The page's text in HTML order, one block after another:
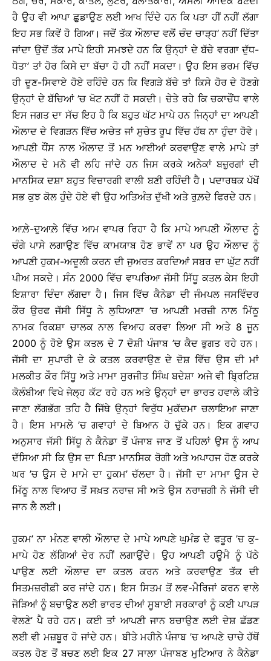
ਹੈ ਉਹ ਵੀ ਆਪਾ ਛੁਡਾਉਣ ਲਈ ਆਖ ਦਿੰਦੇ ਹਨ ਕਿ ਪਤਾ ਹੀਂ ਨਹੀਂ ਲੱਗਾ
ਇਹ ਸਭ ਕਿਵੇਂ ਹੋ ਗਿਆ। ਜਦੋਂ ਤੱਕ ਔਲਾਦ ਵਲੋਂ ਚੰਦ ਚਾੜ੍ਹ’ ਨਹੀਂ ਦਿੱਤਾ
ਜਾਂਦਾ ਉਦੋਂ ਤੱਕ ਮਾਪੇ ਇਹੀ ਸਮਝਦੇ ਹਨ ਕਿ ਉਨ੍ਹਾਂ ਦੇ ਬੱਚੇ ਵਰਗਾ ਦੁੱਧ-
ਧੋਤਾ’ ਤਾਂ ਹੋਰ ਕਿਸੇ ਦਾ ਬੱਚਾ ਹੋ ਹੀ ਨਹੀਂ ਸਕਦਾ। ਉਹ ਇਸ ਭਰਮ ਵਿੱਚ
ਹੀ ਦੂਣ-ਸਿਵਾਏ ਹੋਏ ਰਹਿੰਦੇ ਹਨ ਕਿ ਵਿਗੜੇ ਬੱਚੇ ਤਾਂ ਕਿਸੇ ਹੋਰ ਦੇ ਹੋਣਗੇ
ਉਨ੍ਹਾਂ ਦੇ ਬੱਚਿਆਂ ’ਚ ਖੋਟ ਨਹੀਂ ਹੋ ਸਕਦੀ। ਚੇਤੇ ਰਹੇ ਕਿ ਚਕਾਚੌਂਧ ਵਾਲੇ
ਇਸ ਜਗਤ ਦਾ ਸੱਚ ਇਹ ਹੈ ਕਿ ਬਹੁਤ ਘੱਟ ਮਾਪੇ ਹਨ ਜਿਨ੍ਹਾਂ ਦਾ ਆਪਣੀ
ਔਲਾਦ ਦੇ ਵਿਗੜਨ ਵਿੱਚ ਅਚੇਤ ਜਾਂ ਸੁਚੇਤ ਰੂਪ ਵਿੱਚ ਹੱਥ ਨਾ ਹੁੰਦਾ ਹੋਵੇ।
ਆਪਣੀ ਧੌਂਸ ਨਾਲ ਔਲਾਦ ਤੋਂ ਮਨ ਆਈਆਂ ਕਰਵਾਉਣ ਵਾਲੇ ਮਾਪੇ ਤਾਂ
ਔਲਾਦ ਦੇ ਮਨੋ ਵੀ ਲਹਿ ਜਾਂਦੇ ਹਨ ਜਿਸ ਕਰਕੇ ਅਨੇਕਾਂ ਬਜ਼ੁਰਗਾਂ ਦੀ
ਮਾਨਸਿਕ ਦਸ਼ਾ ਬਹੁਤ ਵਿਚਾਰਗੀ ਵਾਲੀ ਬਣੀ ਰਹਿੰਦੀ ਹੈ। ਪਦਾਰਥਕ ਪੱਖੋਂ
ਸਭ ਕੁਝ ਕੋਲ ਹੁੰਦੇ ਹੋਏ ਵੀ ਉਹ ਅਤਿਅੰਤ ਦੁੱਖੀ ਅਤੇ ਰੁਲ਼ਦੇ ਫਿਰਦੇ ਹਨ।
ਆਲ਼ੇ-ਦੁਆਲ਼ੇ ਵਿੱਚ ਆਮ ਵਾਪਰ ਰਿਹਾ ਹੈ ਕਿ ਮਾਪੇ ਆਪਣੀ ਔਲਾਦ ਨੂੰ
ਚੰਗੇ ਪਾਸੇ ਲਗਾਉਣ ਵਿੱਚ ਕਾਮਯਾਬ ਹੋਣ ਭਾਵੇਂ ਨਾ ਪਰ ਉਹ ਔਲਾਦ ਨੂੰ
ਆਪਣੀ ਹੁਕਮ-ਅਦੂਲੀ ਕਰਨ ਦੀ ਜੁਅਰਤ ਕਰਦਿਆਂ ਸਬਰ ਦਾ ਘੁੱਟ ਨਹੀਂ
ਪੀਅ ਸਕਦੇ। ਸੰਨ 2000 ਵਿੱਚ ਵਾਪਰਿਆ ਜੱਸੀ ਸਿੱਧੂ ਕਤਲ ਕੇਸ ਇਹੀ
ਇਸ਼ਾਰਾ ਦਿੰਦਾ ਲੱਗਦਾ ਹੈ। ਜਿਸ ਵਿੱਚ ਕੈਨੇਡਾ ਦੀ ਜੰਮਪਲ ਜਸਵਿੰਦਰ
ਕੌਰ ਉਰਫ ਜੱਸੀ ਸਿੱਧੂ ਨੇ ਲੁਧਿਆਣਾ ’ਚ ਆਪਣੀ ਮਰਜ਼ੀ ਨਾਲ ਮਿੱਠੂ
ਨਾਮਕ ਰਿਕਸ਼ਾ ਚਾਲਕ ਨਾਲ ਵਿਆਹ ਕਰਵਾ ਲਿਆ ਸੀ ਅਤੇ 8 ਜੂਨ
2000 ਨੂੰ ਹੋਏ ਉਸ ਕਤਲ ਦੇ 7 ਦੋਸ਼ੀ ਪੰਜਾਬ ’ਚ ਕੈਦ ਭੁਗਤ ਰਹੇ ਹਨ।
ਜੱਸੀ ਦਾ ਸੁਪਾਰੀ ਦੇ ਕੇ ਕਤਲ ਕਰਵਾਉਣ ਦੇ ਦੋਸ਼ ਵਿੱਚ ਉਸ ਦੀ ਮਾਂ
ਮਲਕੀਤ ਕੌਰ ਸਿੱਧੂ ਅਤੇ ਮਾਮਾ ਸੁਰਜੀਤ ਸਿੰਘ ਬਦੇਸ਼ਾ ਅਜੇ ਵੀ ਬਿ੍ਰਟਿਸ਼
ਕੋਲੰਬੀਆ ਵਿਖੇ ਜੇਲ੍ਹ ਕੱਟ ਰਹੇ ਹਨ ਅਤੇ ਉਨ੍ਹਾਂ ਦਾ ਭਾਰਤ ਹਵਾਲੇ ਕੀਤੇ
ਜਾਣਾ ਲੱਗਭੱਗ ਤਹਿ ਹੈ ਜਿੱਥੇ ਉਨ੍ਹਾਂ ਵਿਰੁੱਧ ਮੁਕੱਦਮਾ ਚਲਾਇਆ ਜਾਣਾ
ਹੈ। ਇਸ ਮਾਮਲੇ ’ਚ ਗਵਾਹਾਂ ਦੇ ਬਿਆਨ ਹੋ ਚੁੱਕੇ ਹਨ। ਇਕ ਗਵਾਹ
ਅਨੁਸਾਰ ਜੱਸੀ ਸਿੱਧੂ ਨੇ ਕੈਨੇਡਾ ਤੋਂ ਪੰਜਾਬ ਜਾਣ ਤੋਂ ਪਹਿਲਾਂ ਉਸ ਨੂੰ ਆਪ
ਦੱਸਿਆ ਸੀ ਕਿ ਉਸ ਦਾ ਪਿਤਾ ਮਾਨਸਿਕ ਰੋਗੀ ਅਤੇ ਅਪਾਹਜ ਹੋਣ ਕਰਕੇ
ਘਰ ’ਚ ਉਸ ਦੇ ਮਾਮੇ ਦਾ ਹੁਕਮ’ ਚੱਲਦਾ ਹੈ। ਜੱਸੀ ਦਾ ਮਾਮਾ ਉਸ ਦੇ
ਮਿੱਠੂ ਨਾਲ ਵਿਆਹ ਤੋਂ ਸਖ਼ਤ ਨਰਾਜ਼ ਸੀ ਅਤੇ ਉਸ ਨਰਾਜ਼ਗੀ ਨੇ ਜੱਸੀ ਦੀ
ਜਾਨ ਲੈ ਲਈ।
ਹੁਕਮ’ ਨਾ ਮੰਨਣ ਵਾਲੀ ਔਲਾਦ ਦੇ ਮਾਪੇ ਆਪਣੇ ਘੁਮੰਡ ਦੇ ਫਤੂਰ ’ਚ ਕੁ-
ਮਾਪੇ ਹੋਣ ਲੱਗਿਆਂ ਦੇਰ ਨਹੀਂ ਲਗਾਉਂਦੇ। ਉਹ ਆਪਣੀ ਹਊਮੈ ਨੂੰ ਪੱਠੇ
ਪਾਉਣ ਲਈ ਔਲਾਦ ਦਾ ਕਤਲ ਕਰਨ ਅਤੇ ਕਰਵਾਉਣ ਤੱਕ ਦੀ
ਸਿਤਮਜ਼ਰੀਫ਼ੀ ਕਰ ਜਾਂਦੇ ਹਨ। ਇਸ ਸਿਤਮ ਤੋਂ ਲਵ-ਮੈਰਿਜਾਂ ਕਰਨ ਵਾਲੇ
ਜੋੜਿਆਂ ਨੂੰ ਬਚਾਉਣ ਲਈ ਭਾਰਤ ਦੀਆਂ ਸੂਬਾਈ ਸਰਕਾਰਾਂ ਨੂੰ ਕਈ ਪਾਪੜ
ਵੇਲਣੇ’ ਪੈ ਰਹੇ ਹਨ। ਕਈ ਤਾਂ ਆਪਣੀ ਜਾਨ ਬਚਾਉਣ ਲਈ ਦੇਸ਼ ਛੱਡਣ
ਲਈ ਵੀ ਮਜ਼ਬੂਰ ਹੋ ਜਾਂਦੇ ਹਨ। ਬੀਤੇ ਮਹੀਨੇ ਪੰਜਾਬ ’ਚ ਆਪਣੇ ਚਾਚੇ ਹੱਥੋਂ
ਕਤਲ ਹੋਣ ਤੋਂ ਬਚਣ ਲਈ ਇਕ 27 ਸਾਲਾ ਪੰਜਾਬਣ ਮੁਟਿਆਰ ਨੇ ਕੈਨੇਡਾ